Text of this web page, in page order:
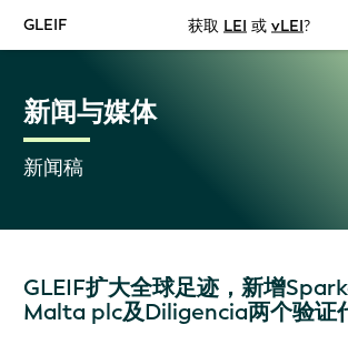
GLEIF 获取 LEI 或 vLEI?
新闻与媒体
新闻稿
GLEIF扩大全球足迹，新增
Malta plc及Diligencia两个验证